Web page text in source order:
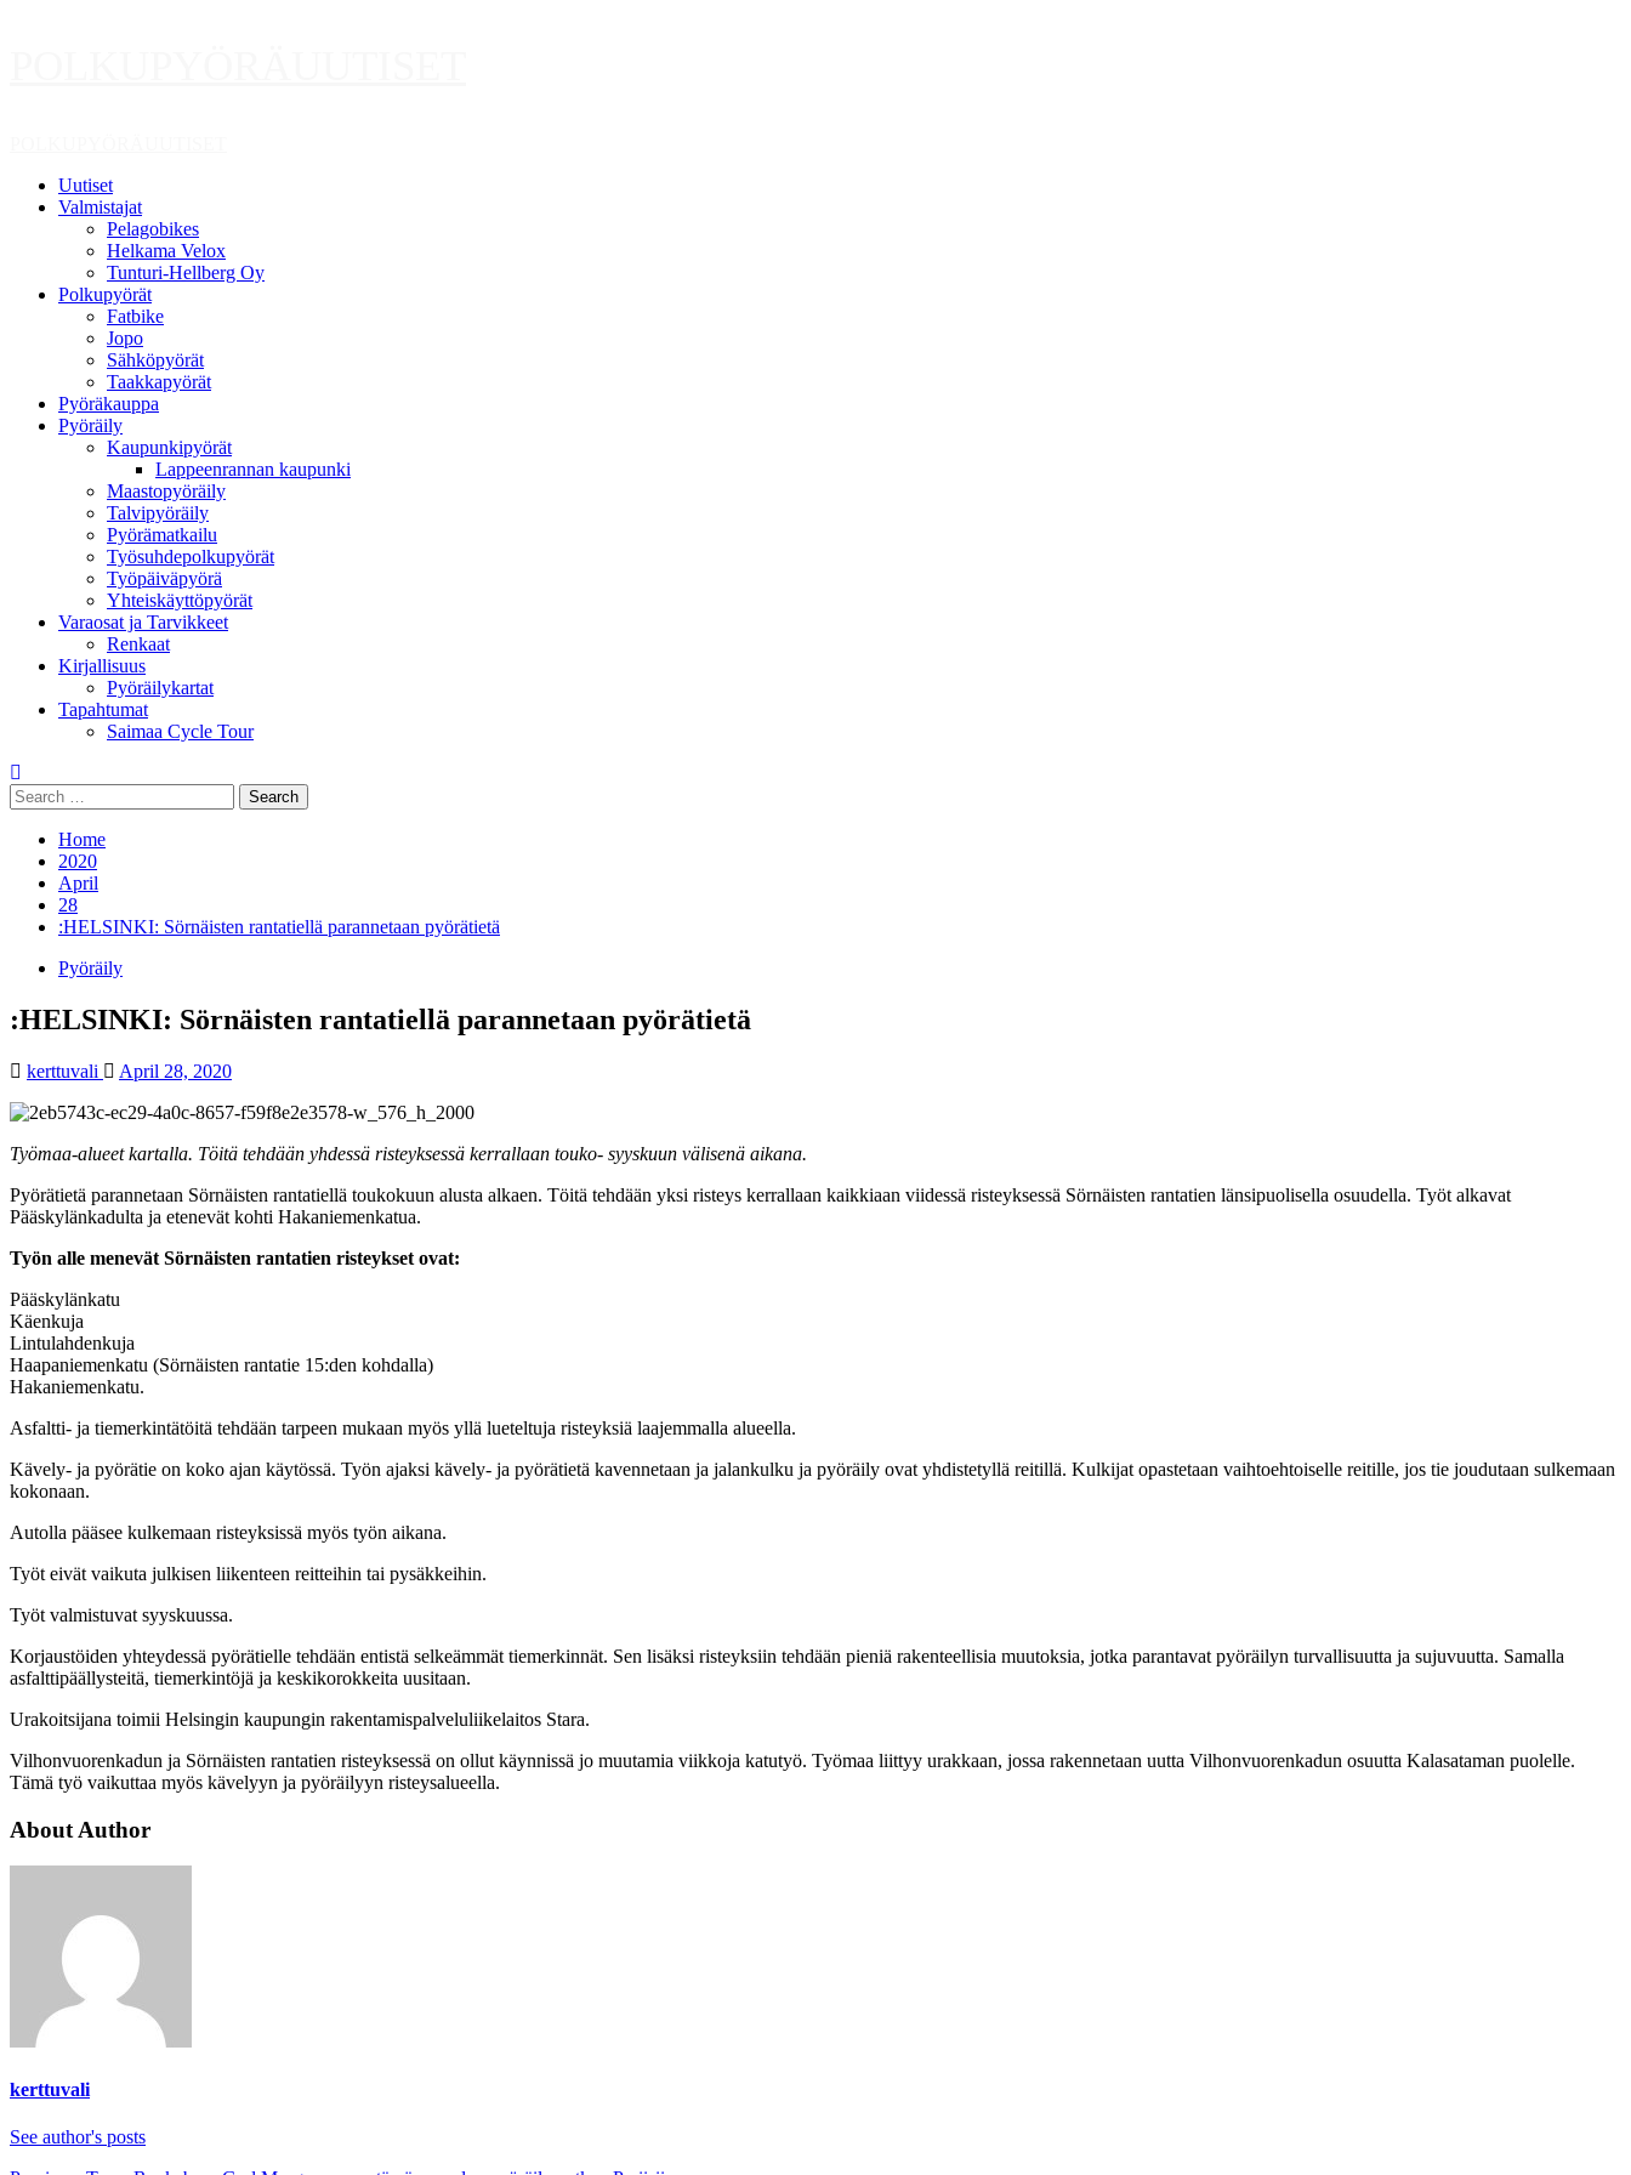
Uutiset
Valmistajat
Pelagobikes
Helkama Velox
Tunturi-Hellberg Oy
Polkupyörät
Fatbike
Jopo
Sähköpyörät
Taakkapyörät
Pyöräkauppa
Pyöräily
Kaupunkipyörät
Lappeenrannan kaupunki
Maastopyöräily
Talvipyöräily
Pyörämatkailu
Työsuhdepolkupyörät
Työpäiväpyörä
Yhteiskäyttöpyörät
Varaosat ja Tarvikkeet
Renkaat
Kirjallisuus
Pyöräilykartat
Tapahtumat
Saimaa Cycle Tour
Search
for:
Home
2020
April
28
:HELSINKI: Sörnäisten rantatiellä parannetaan pyörätietä
Pyöräily
:HELSINKI: Sörnäisten rantatiellä parannetaan pyörätietä
kerttuvali April 28, 2020
Työmaa-alueet kartalla. Töitä tehdään yhdessä risteyksessä kerrallaan touko- syyskuun välisenä aikana.
Pyörätietä parannetaan Sörnäisten rantatiellä toukokuun alusta alkaen. Töitä tehdään yksi risteys kerrallaan kaikkiaan viidessä risteyksessä Sörnäisten rantatien länsipuolisella osuudella. Työt alkavat
Pääskylänkadulta ja etenevät kohti Hakaniemenkatua.
Työn alle menevät Sörnäisten rantatien risteykset ovat:
Pääskylänkatu
Käenkuja
Lintulahdenkuja
Haapaniemenkatu (Sörnäisten rantatie 15:den kohdalla)
Hakaniemenkatu.
Asfaltti- ja tiemerkintätöitä tehdään tarpeen mukaan myös yllä lueteltuja risteyksiä laajemmalla alueella.
Kävely- ja pyörätie on koko ajan käytössä. Työn ajaksi kävely- ja pyörätietä kavennetaan ja jalankulku ja pyöräily ovat yhdistetyllä reitillä. Kulkijat opastetaan vaihtoehtoiselle reitille, jos tie joudutaan sulkemaan
kokonaan.
Autolla pääsee kulkemaan risteyksissä myös työn aikana.
Työt eivät vaikuta julkisen liikenteen reitteihin tai pysäkkeihin.
Työt valmistuvat syyskuussa.
Korjaustöiden yhteydessä pyörätielle tehdään entistä selkeämmät tiemerkinnät. Sen lisäksi risteyksiin tehdään pieniä rakenteellisia muutoksia, jotka parantavat pyöräilyn turvallisuutta ja sujuvuutta. Samalla
asfalttipäällysteitä, tiemerkintöjä ja keskikorokkeita uusitaan.
Urakoitsijana toimii Helsingin kaupungin rakentamispalveluliikelaitos Stara.
Vilhonvuorenkadun ja Sörnäisten rantatien risteyksessä on ollut käynnissä jo muutamia viikkoja katutyö. Työmaa liittyy urakkaan, jossa rakennetaan uutta Vilhonvuorenkadun osuutta Kalasataman puolelle.
Tämä työ vaikuttaa myös kävelyyn ja pyöräilyyn risteysalueella.
About Author
kerttuvali
See author's posts